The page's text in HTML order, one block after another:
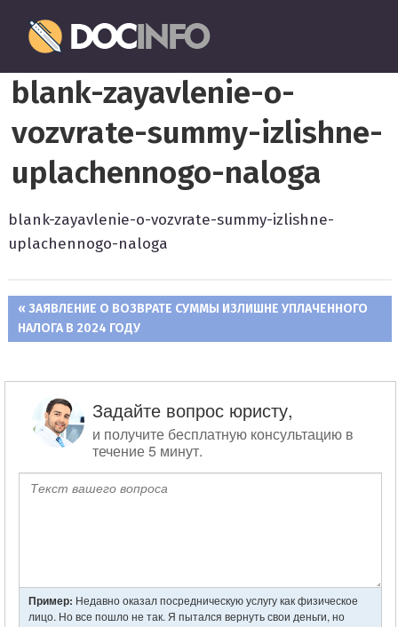
перейти
к
содержимому
оформление
и
заполнение
документов
blank-zayavlenie-o-
vozvrate-summy-izlishne-
uplachennogo-naloga
blank-zayavlenie-o-vozvrate-summy-izlishne-
uplachennogo-naloga
Навигация
записям
ПРЕДЫДУЩАЯ
ЗАПИСЬ:
ЗАЯВЛЕНИЕ О ВОЗВРАТЕ СУММЫ ИЗЛИШНЕ УПЛАЧЕННОГО
НАЛОГА В 2024 ГОДУ